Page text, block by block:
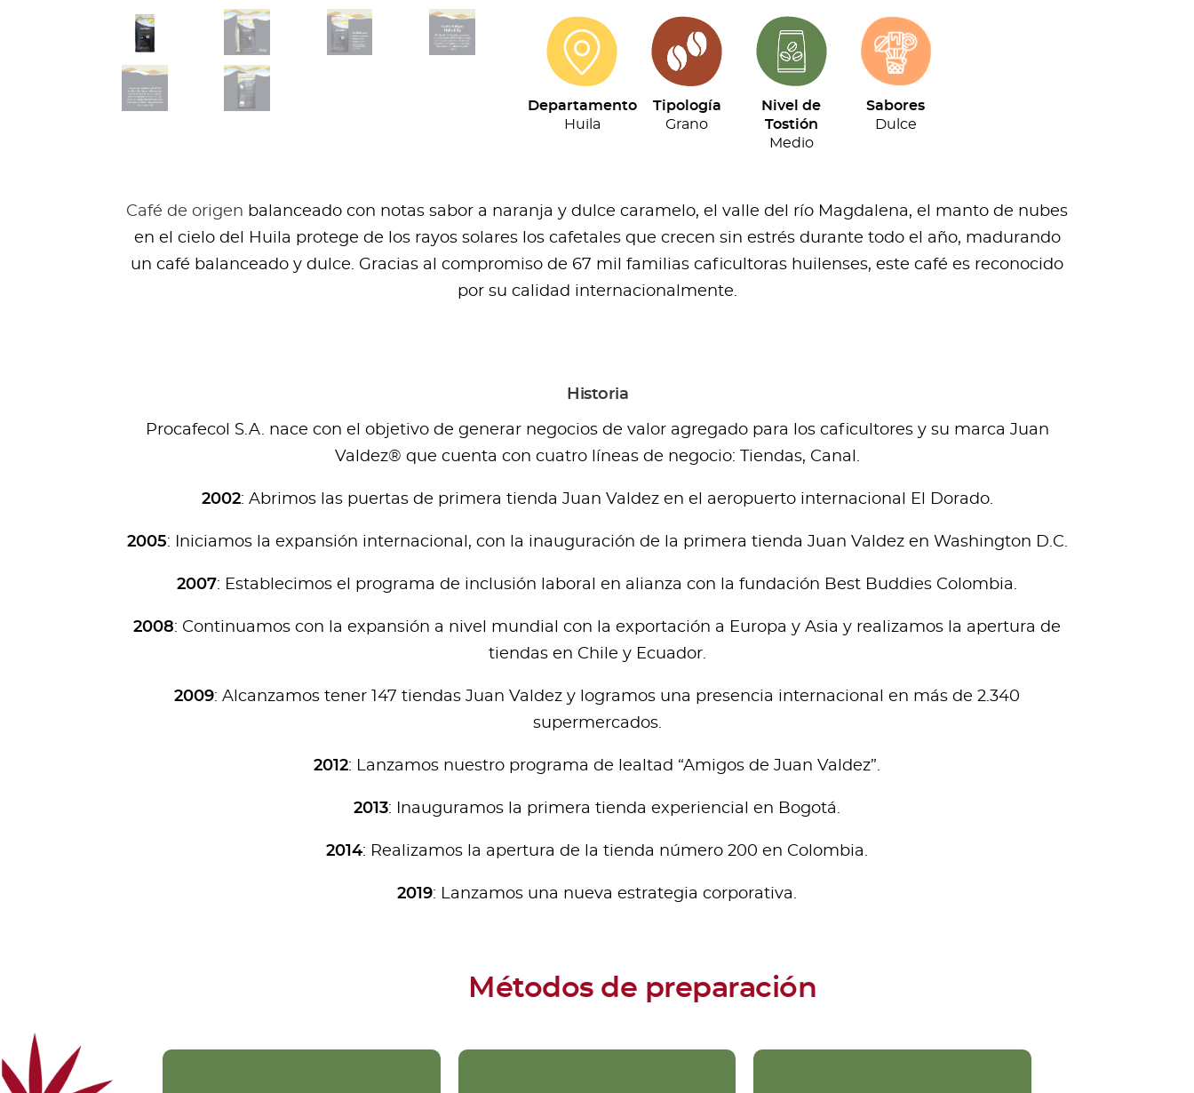
-
Origen
Huila
(454G)
Departamento
Huila
Tipología
Grano
Nivel de
Tostión
Medio
Sabores
Dulce
Café de origen balanceado con notas sabor a naranja y dulce caramelo, el valle del río Magdalena, el manto de nubes
en el cielo del Huila protege de los rayos solares los cafetales que crecen sin estrés durante todo el año, madurando
un café balanceado y dulce. Gracias al compromiso de 67 mil familias caficultoras huilenses, este café es reconocido
por su calidad internacionalmente.
Historia
Procafecol S.A. nace con el objetivo de generar negocios de valor agregado para los caficultores y su marca Juan
Valdez® que cuenta con cuatro líneas de negocio: Tiendas, Canal.
2002: Abrimos las puertas de primera tienda Juan Valdez en el aeropuerto internacional El Dorado.
2005: Iniciamos la expansión internacional, con la inauguración de la primera tienda Juan Valdez en Washington D.C.
2007: Establecimos el programa de inclusión laboral en alianza con la fundación Best Buddies Colombia.
2008: Continuamos con la expansión a nivel mundial con la exportación a Europa y Asia y realizamos la apertura de
tiendas en Chile y Ecuador.
2009: Alcanzamos tener 147 tiendas Juan Valdez y logramos una presencia internacional en más de 2.340
supermercados.
2012: Lanzamos nuestro programa de lealtad “Amigos de Juan Valdez”.
2013: Inauguramos la primera tienda experiencial en Bogotá.
2014: Realizamos la apertura de la tienda número 200 en Colombia.
2019: Lanzamos una nueva estrategia corporativa.
Métodos de preparación